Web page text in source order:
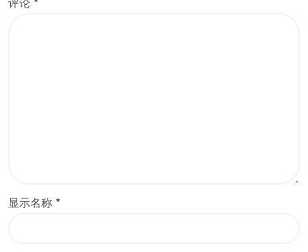
评论 *
显示名称 *